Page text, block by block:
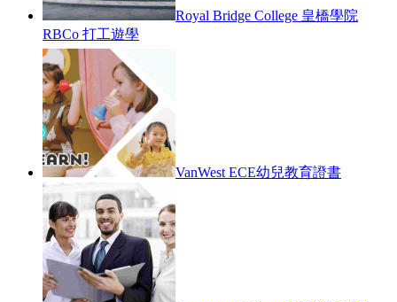
Royal Bridge College 皇橋學院
RBCo 打工遊學
VanWest ECE幼兒教育證書